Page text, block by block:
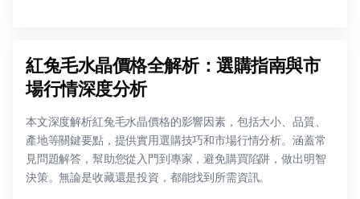
紅兔毛水晶價格全解析：選購指南與市
場行情深度分析
本文深度解析紅兔毛水晶價格的影響因素，包括大小、品質、
產地等關鍵要點，提供實用選購技巧和市場行情分析。涵蓋常
見問題解答，幫助您從入門到專家，避免購買陷阱，做出明智
決策。無論是收藏還是投資，都能找到所需資訊。